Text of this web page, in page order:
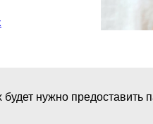
нужно